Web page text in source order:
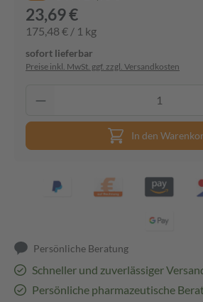
23,69 €
175,48 € / 1 kg
sofort lieferbar
Preise inkl. MwSt. ggf. zzgl. Versandkosten
In den
Persönliche Beratung
Schneller und zuverlässiger
Persönliche pharmazeutische